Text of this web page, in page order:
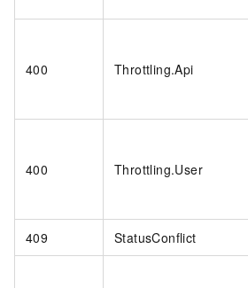
400 Throttling.Api
400 Throttling.User
409 StatusConflict